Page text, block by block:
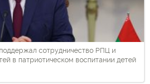
сотрудничество РПЦ и
в патриотическом воспитании детей